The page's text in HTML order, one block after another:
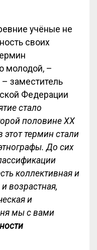
учёные не
своих
молодой, –
– заместитель
Федерации
стало
половине ХХ
этот термин стали
До сих
коллективная и
возрастная,
и
мы с вами